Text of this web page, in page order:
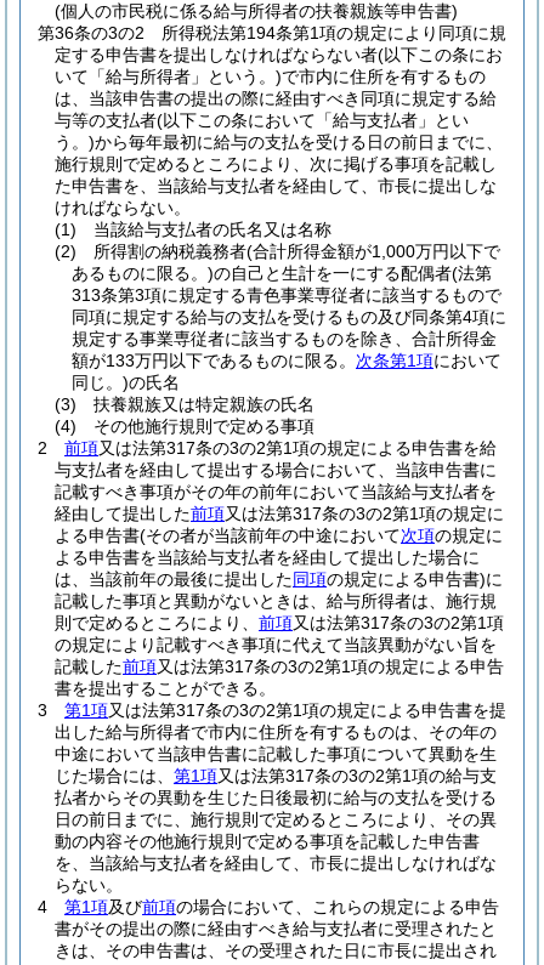
(個人の市民税に係る給与所得者の扶養親族等申告書)
第36条の3の2
所得税法第194条第1項の規定により同項に規
定する申告書を提出しなければならない者(以下この条にお
いて「給与所得者」という。)で市内に住所を有するもの
は、当該申告書の提出の際に経由すべき同項に規定する給
与等の支払者(以下この条において「給与支払者」とい
う。)から毎年最初に給与の支払を受ける日の前日までに、
施行規則で定めるところにより、次に掲げる事項を記載し
た申告書を、当該給与支払者を経由して、市長に提出しな
ければならない。
(1)
当該給与支払者の氏名又は名称
(2)
所得割の納税義務者(合計所得金額が1,000万円以下で
あるものに限る。)の自己と生計を一にする配偶者(法第
313条第3項に規定する青色事業専従者に該当するもので
同項に規定する給与の支払を受けるもの及び同条第4項に
規定する事業専従者に該当するものを除き、合計所得金
額が133万円以下であるものに限る。 次条第1項において
同じ。)の氏名
(3)
扶養親族又は特定親族の氏名
(4)
その他施行規則で定める事項
2
前項又は法第317条の3の2第1項の規定による申告書を給
与支払者を経由して提出する場合において、当該申告書に
記載すべき事項がその年の前年において当該給与支払者を
経由して提出した前項又は法第317条の3の2第1項の規定に
よる申告書(その者が当該前年の中途において次項の規定に
よる申告書を当該給与支払者を経由して提出した場合に
は、当該前年の最後に提出した同項の規定による申告書)に
記載した事項と異動がないときは、給与所得者は、施行規
則で定めるところにより、 前項又は法第317条の3の2第1項
の規定により記載すべき事項に代えて当該異動がない旨を
記載した前項又は法第317条の3の2第1項の規定による申告
書を提出することができる。
3
第1項又は法第317条の3の2第1項の規定による申告書を提
出した給与所得者で市内に住所を有するものは、その年の
中途において当該申告書に記載した事項について異動を生
じた場合には、 第1項又は法第317条の3の2第1項の給与支
払者からその異動を生じた日後最初に給与の支払を受ける
日の前日までに、施行規則で定めるところにより、その異
動の内容その他施行規則で定める事項を記載した申告書
を、当該給与支払者を経由して、市長に提出しなければな
らない。
4
第1項及び前項の場合において、これらの規定による申告
書がその提出の際に経由すべき給与支払者に受理されたと
きは、その申告書は、その受理された日に市長に提出され